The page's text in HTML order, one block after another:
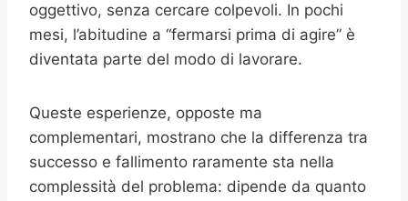
oggettivo, senza cercare colpevoli. In pochi
mesi, l’abitudine a “fermarsi prima di agire” è
diventata parte del modo di lavorare.
Queste esperienze, opposte ma
complementari, mostrano che la differenza tra
successo e fallimento raramente sta nella
complessità del problema: dipende da quanto